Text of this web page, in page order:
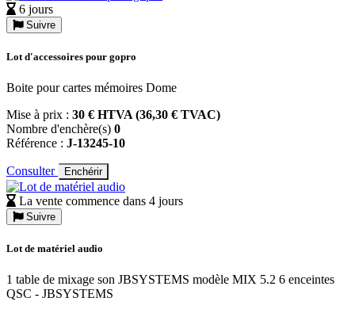
6 jours
Suivre
Lot d'accessoires pour gopro
Boite pour cartes mémoires Dome
Mise à prix : 30 € HTVA (36,30 € TVAC)
Nombre d'enchère(s) 0
Référence : J-13245-10
Consulter Enchérir
La vente commence dans 4 jours
Suivre
Lot de matériel audio
1 table de mixage son JBSYSTEMS modèle MIX 5.2 6 enceintes
QSC - JBSYSTEMS